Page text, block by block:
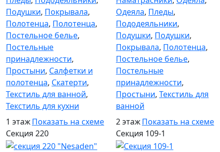
Подушки, Покрывала,
Полотенца, Полотенца,
Постельное белье,
Постельные
принадлежности,
Простыни, Салфетки и
полотенца, Скатерти,
Текстиль для ванной,
Текстиль для кухни
1 этажПоказать на схеме
Одеяла, Пледы,
Пододеяльники,
Подушки, Подушки,
Покрывала, Полотенца,
Постельное белье,
Постельные
принадлежности,
Простыни, Текстиль для
ванной
2 этажПоказать на схеме
Секция 220
Секция 109-1